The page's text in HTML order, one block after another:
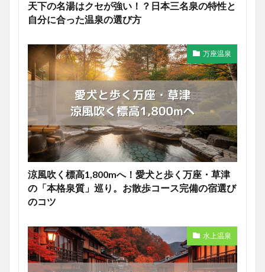
天下の名湯はクセが強い！？日本三名泉の特性と
自分に合った温泉の選び方
万座温泉
涼風吹く標高1,800mへ！愛犬と歩く万座・草津
の「本格泉質」巡り。お散歩コース完備の宿選び
のコツ
水上温泉